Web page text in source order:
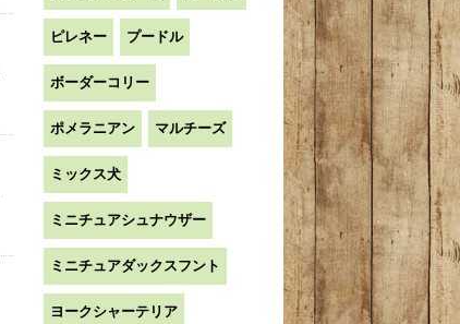
ピレネー プードル
ボーダーコリー
ポメラニアン マルチーズ
ミックス犬
ミニチュアシュナウザー
ミニチュアダックスフント
ヨークシャーテリア